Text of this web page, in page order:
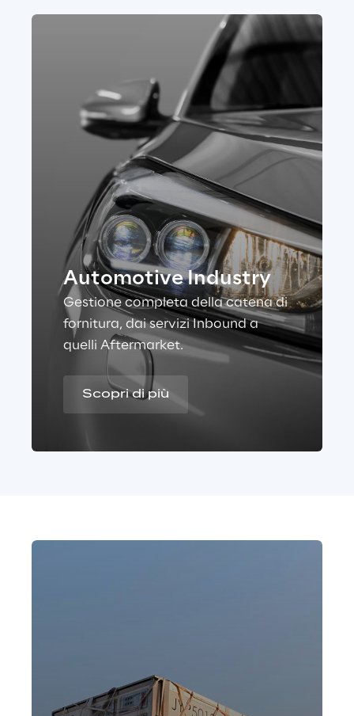
Automotive I ndustry
Gestione completa della catena di
fornitura, dai servizi Inbound a
quelli Aftermarket.
Scopri di più